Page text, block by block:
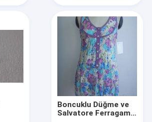
Boncuklu Düğme ve
Salvatore Ferragamo